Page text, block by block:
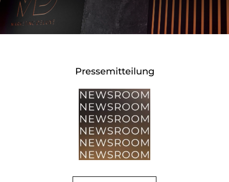
Pressemitteilung